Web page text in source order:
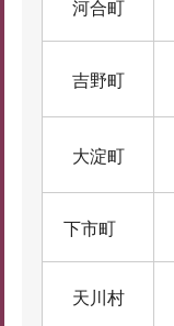
河合町
吉野町
大淀町
下市町
天川村